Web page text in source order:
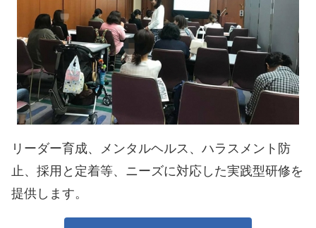
リーダー育成、メンタルヘルス、ハラスメント防
止、採用と定着等、ニーズに対応した実践型研修を
提供します。